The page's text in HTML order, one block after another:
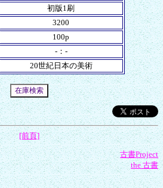
初版1刷
3200
100p
-：-
20世紀日本の美術
[前頁]
古書Project
the 古書